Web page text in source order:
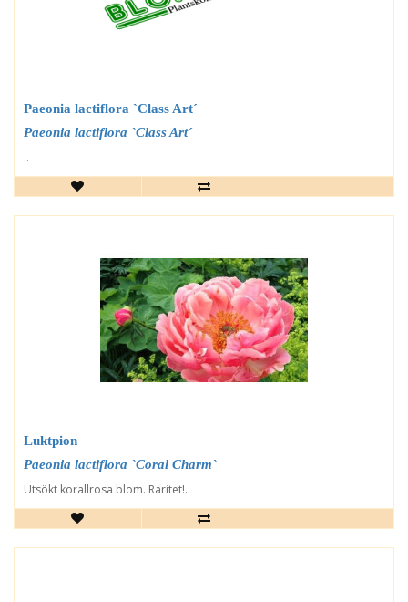
Paeonia lactiflora `Class Art´
Paeonia lactiflora `Class Art´
..
Luktpion
Paeonia lactiflora `Coral Charm`
Utsökt korallrosa blom. Raritet!..